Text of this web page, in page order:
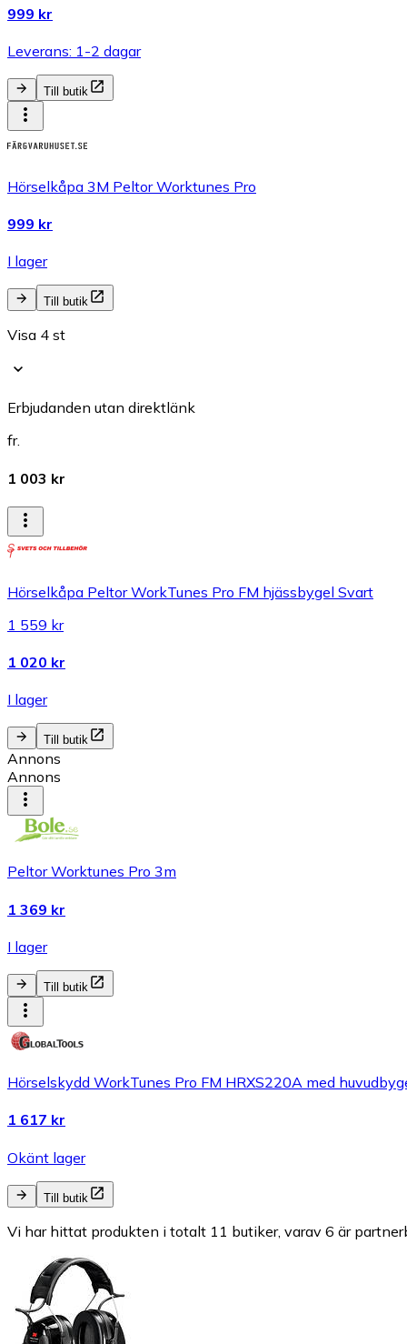
999 kr
Leverans: 1-2 dagar
Till butik
Hörselkåpa 3M Peltor Worktunes Pro
999 kr
I lager
Till butik
Visa 4 st
Erbjudanden utan direktlänk
fr.
1 003 kr
Hörselkåpa Peltor WorkTunes Pro FM hjässbygel Svart
1 559 kr
1 020 kr
I lager
Till butik
Annons
Annons
Peltor Worktunes Pro 3m
1 369 kr
I lager
Till butik
Hörselskydd WorkTunes Pro FM HRXS220A med
1 617 kr
Okänt lager
Till butik
Vi har hittat produkten i totalt 11 butiker, varav 6 är